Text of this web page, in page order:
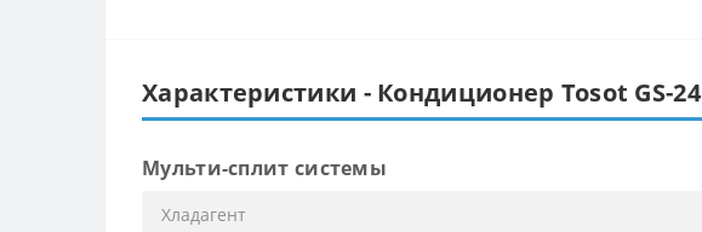
Характеристики - Кондиционер Tosot GS-
Мульти-сплит системы
Хладагент